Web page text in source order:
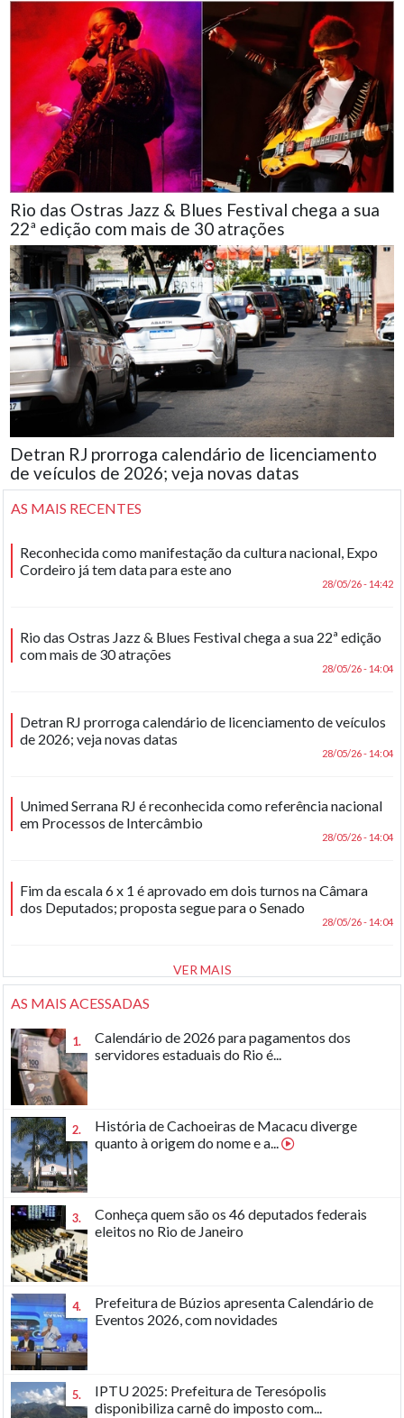
Rio das Ostras Jazz & Blues Festival chega a sua
22ª edição com mais de 30 atrações
Detran RJ prorroga calendário de licenciamento
de veículos de 2026; veja novas datas
AS MAIS RECENTES
Reconhecida como manifestação da cultura nacional, Expo
Cordeiro já tem data para este ano
28/05/26 - 14:42
Rio das Ostras Jazz & Blues Festival chega a sua 22ª edição
com mais de 30 atrações
28/05/26 - 14:04
Detran RJ prorroga calendário de licenciamento de veículos
de 2026; veja novas datas
28/05/26 - 14:04
Unimed Serrana RJ é reconhecida como referência nacional
em Processos de Intercâmbio
28/05/26 - 14:04
Fim da escala 6 x 1 é aprovado em dois turnos na Câmara
dos Deputados; proposta segue para o Senado
28/05/26 - 14:04
VER MAIS
AS MAIS ACESSADAS
1.
Calendário de 2026 para pagamentos dos
servidores estaduais do Rio é...
2.
História de Cachoeiras de Macacu diverge
quanto à origem do nome e a...
3.
Conheça quem são os 46 deputados federais
eleitos no Rio de Janeiro
4.
Prefeitura de Búzios apresenta Calendário de
Eventos 2026, com novidades
5.
IPTU 2025: Prefeitura de Teresópolis
disponibiliza carnê do imposto com...